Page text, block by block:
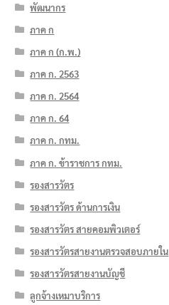
พัฒนากร
ภาค ก
ภาค ก (ก.พ.)
ภาค ก. 2563
ภาค ก. 2564
ภาค ก. 64
ภาค ก. กทม.
ภาค ก. ข้าราชการ กทม.
รองสารวัตร
รองสารวัตร ด้านการเงิน
รองสารวัตร สายคอมพิวเตอร์
รองสารวัตรสายงานตรวจสอบภายใน
รองสารวัตรสายงานบัญชี
ลูกจ้างเหมาบริการ